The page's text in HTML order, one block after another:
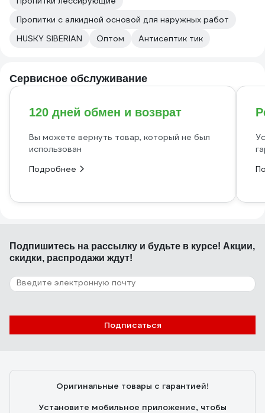
Пропитки с алкидной основой для наружных работ
HUSKY SIBERIAN
Оптом Антисептик тик
Сервисное обслуживание
120 дней обмен и возврат
Вы можете вернуть товар, который не был
использован
Подробнее
Подпишитесь на рассылку и будьте в курсе! Акции,
скидки, распродажи ждут!
Подписаться
Оригинальные товары с гарантией!
Установите мобильное приложение, чтобы